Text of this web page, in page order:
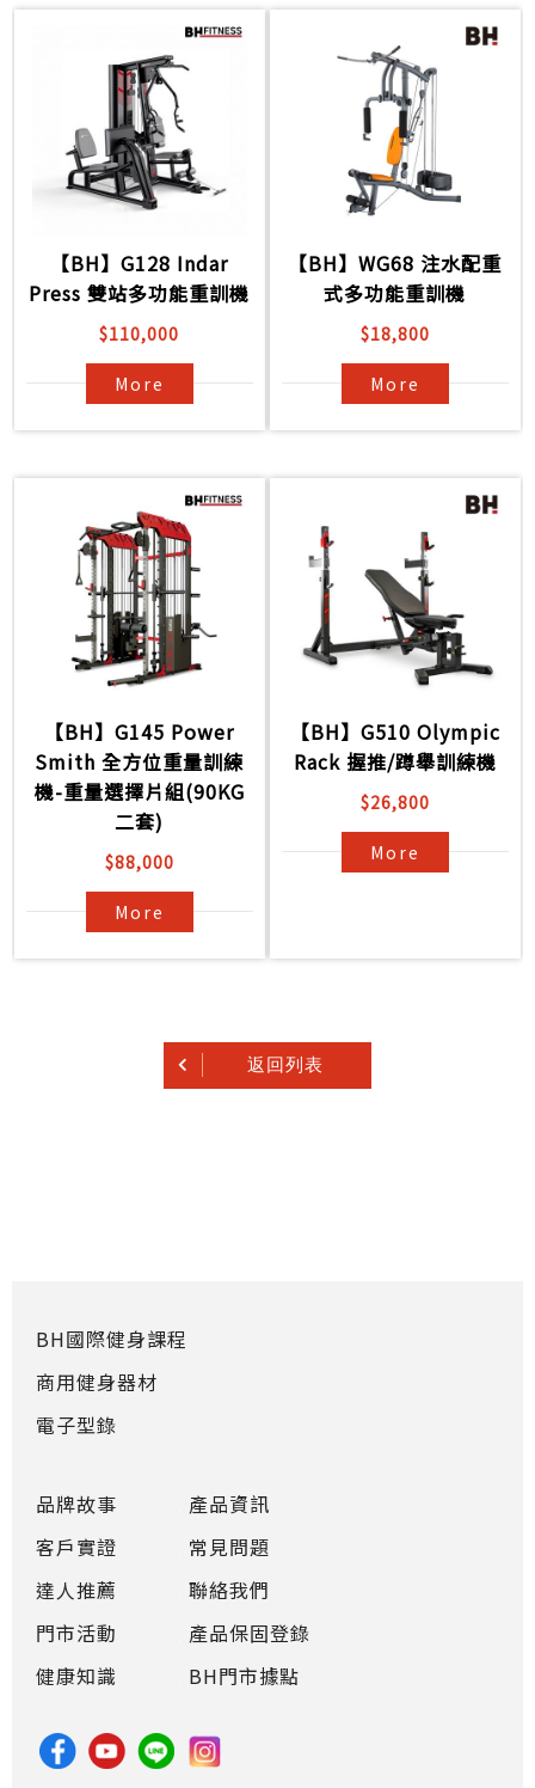
【BH】G128 Indar
Press 雙站多功能重訓機
$110,000
More
【BH】WG68 注水配重
式多功能重訓機
$18,800
More
【BH】G145 Power
Smith 全方位重量訓練
機-重量選擇片組(90KG
二套)
$88,000
More
【BH】G510 Olympic
Rack 握推/蹲舉訓練機
$26,800
More
返回列表
品牌故事
客戶實證
達人推薦
門市活動
健康知識
產品資訊
常見問題
聯絡我們
產品保固登錄
BH門市據點
BH國際健身課程
商用健身器材
電子型錄